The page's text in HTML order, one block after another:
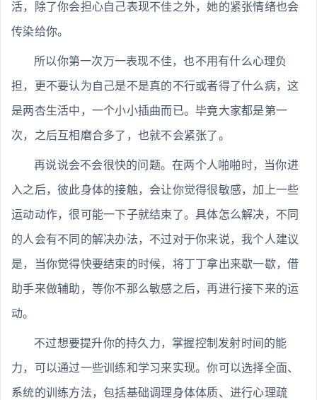
活，除了你会担心自己表现不佳之外，她的紧张情绪也会
传染给你。
所以你第一次万一表现不佳，也不用有什么心理负
担，更不要认为自己是不是真的不行或者得了什么病，这
是两杏生活中，一个小小插曲而已。毕竟大家都是第一
次，之后互相磨合多了，也就不会紧张了。
再说说会不会很快的问题。在两个人啪啪时，当你进
入之后，彼此身体的接触，会让你觉得很敏感，加上一些
运动动作，很可能一下子就结束了。具体怎么解决，不同
的人会有不同的解决办法，不过对于你来说，我个人建议
是，当你觉得快要结束的时候，将丁丁拿出来歇一歇，借
助手来做辅助，等你不那么敏感之后，再进行接下来的运
动。
不过想要提升你的持久力，掌握控制发射时间的能
力，可以通过一些训练和学习来实现。你可以选择全面、
系统的训练方法，包括基础调理身体体质、进行心理疏